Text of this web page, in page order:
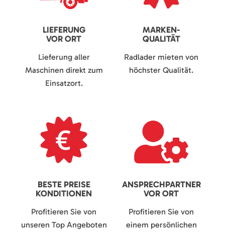
LIEFERUNG
VOR ORT
Lieferung aller
Maschinen direkt zum
Einsatzort.
MARKEN-
QUALITÄT
Radlader mieten von
höchster Qualität.
BESTE PREISE
KONDITIONEN
Profitieren Sie von
unseren Top Angeboten
ANSPRECHPARTNER
VOR ORT
Profitieren Sie von
einem persönlichen